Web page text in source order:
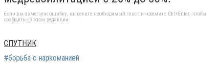
Если вы заметили ошибку, выделите необходимый текст и нажмите Ctrl+Enter, чтобы
сообщить об этом редакции
СПУТНИК
#борьба с наркоманией